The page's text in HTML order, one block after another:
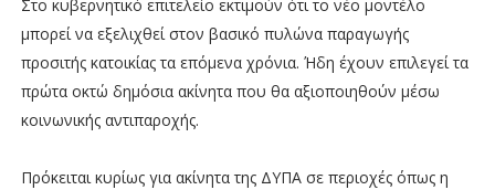
Στο κυβερνητικό επιτελείο εκτιμούν ότι το νέο μοντέλο
μπορεί να εξελιχθεί στον βασικό πυλώνα παραγωγής
προσιτής κατοικίας τα επόμενα χρόνια. Ήδη έχουν επιλεγεί τα
πρώτα οκτώ δημόσια ακίνητα που θα αξιοποιηθούν μέσω
κοινωνικής αντιπαροχής.
Πρόκειται κυρίως για ακίνητα της ΔΥΠΑ σε περιοχές όπως η